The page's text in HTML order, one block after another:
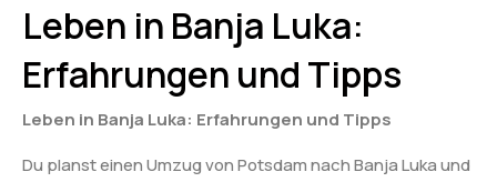
Leben in Banja Luka:
Erfahrungen und Tipps
Leben in Banja Luka: Erfahrungen und Tipps
Du planst einen Umzug von Potsdam nach Banja Luka und